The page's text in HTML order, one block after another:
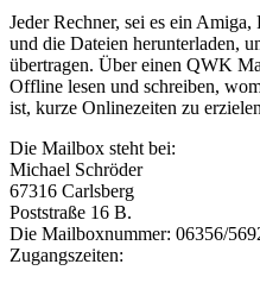
Jeder Rechner, sei es ein
und die Dateien herunterladen,
übertragen. Über einen QWK
Offline lesen und schreiben,
ist, kurze Onlinezeiten zu
Die Mailbox steht bei:
Michael Schröder
67316 Carlsberg
Poststraße 16 B.
Die Mailboxnummer: 06356/
Zugangszeiten: